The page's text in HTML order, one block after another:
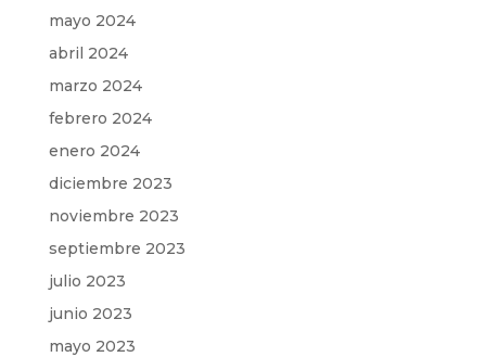
mayo 2024
abril 2024
marzo 2024
febrero 2024
enero 2024
diciembre 2023
noviembre 2023
septiembre 2023
julio 2023
junio 2023
mayo 2023